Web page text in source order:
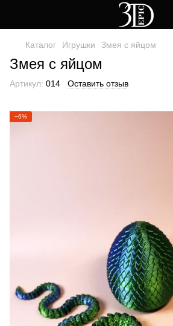
Каталог Игрушки Змея с яйцом
Змея с яйцом
Артикул: 014 Оставить отзыв
−6%